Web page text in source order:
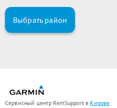
Выбрать район
Сервисный центр RemSupport в Кирове